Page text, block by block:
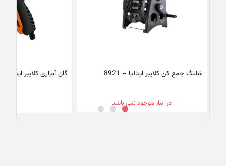
شلنگ جمع کن کلایبر ایتالیا – 8921
در انبار موجود نمی باشد
گان آبیاری کلایبر ایتالیا –